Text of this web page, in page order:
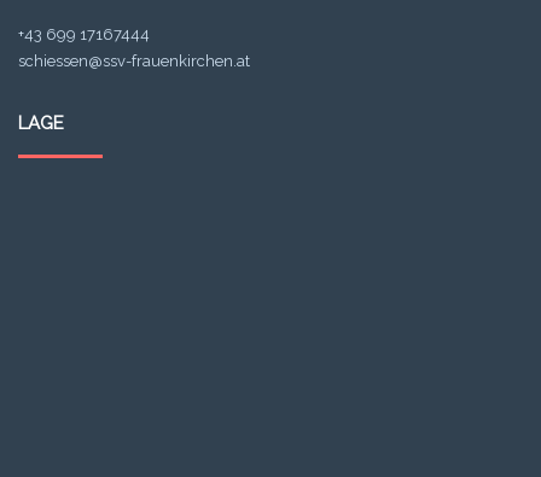
+43 699 17167444
schiessen@ssv-frauenkirchen.at
LAGE